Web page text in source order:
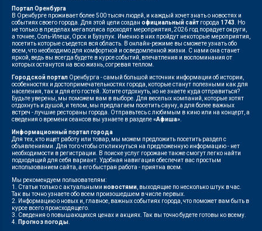
Портал Оренбурга
В Оренбурге проживает более 500 тысяч людей, и каждый хочет знать о новостях и
событиях своего города. Для этой цели создан официальный сайт города 1743. Но
не только в пределах мегаполиса проходят мероприятия, 2026 год порадует округи,
а точнее, Соль-Илецк, Орск и Бузулук. Именно в них пройдут некоторые мероприятия,
посетить которые съедется вся область. В онлайн-режиме вы сможете узнать обо
всем, что необходимо для комфортной и осведомленной жизни. С нами она станет
яркой, ведь вы всегда будете в курсе событий, впечатления и воспоминания от
которых останутся на всю жизнь, согревая теплом.
Городской портал Оренбурга - самый большой источник информации об истории,
особенностях и достопримечательностях города, которые станут полезными как для
населения, так и для его гостей. Хотите отдохнуть, но не знаете куда отправиться?
Будьте уверены, мы поможем вам в выборе. Для веселых компаний, которые хотят
отдохнуть и душой, и телом, мы предлагаем посетить сауну, а для более важных
встреч - лучшие рестораны города. Отправьтесь с любимым в кино или на концерт, а
сведения о времени сеансов вы узнаете в разделе«Афиша».
Информационный портал города
Для тех, кто ищет работу или товар, мы можем предложить посетить раздел с
объявлениями. Для того чтобы откликнуться на предложенную информацию - нет
необходимости в регистрации. В поиске услуг горожане также смогут легко найти
подходящий для себя вариант. Удобная навигация обеспечит вас простым
использованием сайта, а его быстрая работа - приятна всем.
Мы рекомендуем пользователям:
1. Статьи только с актуальными новостями, выходящие по несколько штук в час.
Так вы точно узнаете обо всем произошедшем в числе первых.
2. Информацию о новых и, главное, важных событиях города, что поможет вам быть в
курсе всего происходящего.
3. Сведения о повышающихся ценах и акциях. Так вы точно будете готовы ко всему.
4. Прогноз погоды.